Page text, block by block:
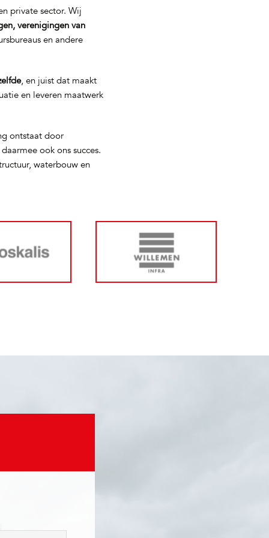
private sector. Wij
verenigingen van
en andere
, en juist dat maakt
en leveren maatwerk
ontstaat door
ook ons succes.
waterbouw en